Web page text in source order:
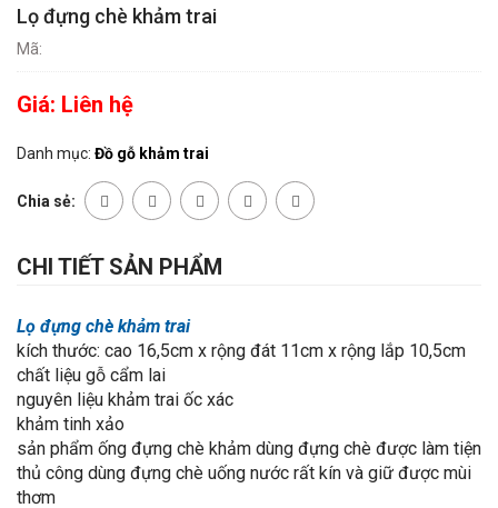
Lọ đựng chè khảm trai
Mã:
Giá: Liên hệ
Danh mục: Đồ gỗ khảm trai
Chia sẻ:
CHI TIẾT SẢN PHẨM
Lọ đựng chè khảm trai
kích thước: cao 16,5cm x rộng đát 11cm x rộng lắp 10,5cm
chất liệu gỗ cẩm lai
nguyên liệu khảm trai ốc xác
khảm tinh xảo
sản phẩm ống đựng chè khảm dùng đựng chè được làm tiện
thủ công dùng đựng chè uống nước rất kín và giữ được mùi
thơm